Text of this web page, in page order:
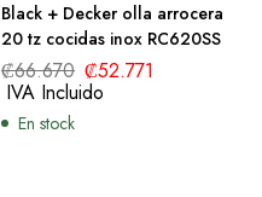
Black + Decker olla arrocera
20 tz cocidas inox RC620SS
₡66.670 ₡52.771
IVA Incluido
En stock